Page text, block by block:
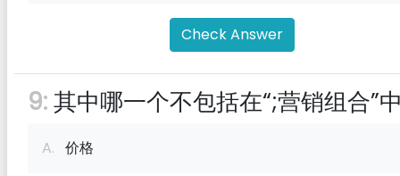
Check Answer
9:其中哪一个不包括在“;营销组合”
A. 价格